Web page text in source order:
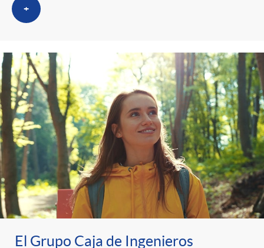
+
El Grupo Caja de Ingenieros